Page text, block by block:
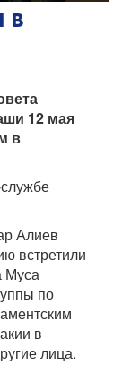
в
12 мая
в
Алиев
встретили
Муса
по
в
лица.